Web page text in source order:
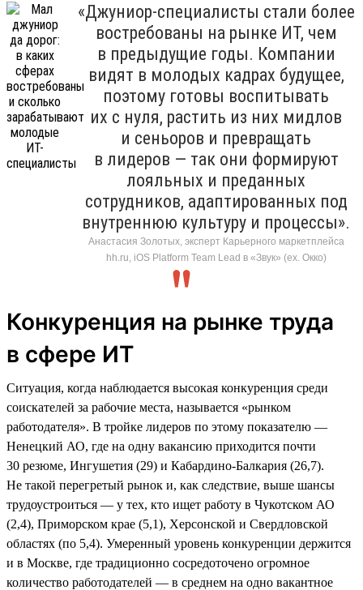
«Джуниор-специалисты стали более
востребованы на рынке ИТ, чем
в предыдущие годы. Компании
видят в молодых кадрах будущее,
поэтому готовы воспитывать
их с нуля, растить из них мидлов
и сеньоров и превращать
в лидеров — так они формируют
лояльных и преданных
сотрудников, адаптированных под
внутреннюю культуру и процессы».
Анастасия Золотых, эксперт Карьерного маркетплейса
hh.ru, iOS Platform Team Lead в «Звук» (ex. Окко)
Конкуренция на рынке труда
в сфере ИТ
Ситуация, когда наблюдается высокая конкуренция среди
соискателей за рабочие места, называется «рынком
работодателя». В тройке лидеров по этому показателю —
Ненецкий АО, где на одну вакансию приходится почти
30 резюме, Ингушетия (29) и Кабардино-Балкария (26,7).
Не такой перегретый рынок и, как следствие, выше шансы
трудоустроиться — у тех, кто ищет работу в Чукотском АО
(2,4), Приморском крае (5,1), Херсонской и Свердловской
областях (по 5,4). Умеренный уровень конкуренции держится
и в Москве, где традиционно сосредоточено огромное
количество работодателей — в среднем на одно вакантное